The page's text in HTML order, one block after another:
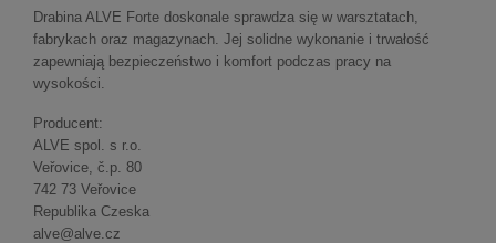
Drabina ALVE Forte doskonale sprawdza się w warsztatach,
fabrykach oraz magazynach. Jej solidne wykonanie i trwałość
zapewniają bezpieczeństwo i komfort podczas pracy na
wysokości.
Producent:
ALVE spol. s r.o.
Veřovice, č.p. 80
742 73 Veřovice
Republika Czeska
alve@alve.cz